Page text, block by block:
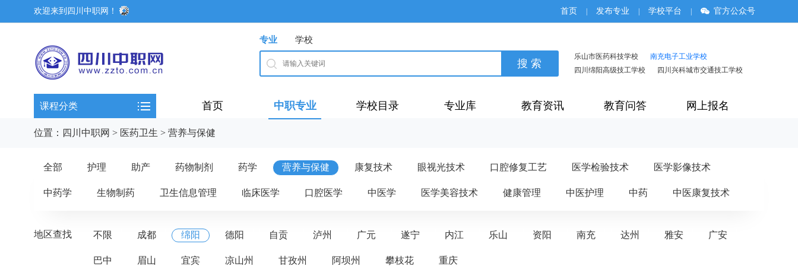
欢迎来到四川中职网！ 首页 发布专业 学校平台 官方公众号
专业 学校
乐山市医药科技学校
南充电子工业学校
四川绵阳高级技工学校
四川兴科城市交通技工学校
课程分类 首页 中职专业 学校目录 专业库 教育资讯 教育问答 网上报名
位置： 四川中职网 > 医药卫生 > 营养与保健
全部 护理 助产 药物制剂 药学 营养与保健 康复技术 眼视光技术 口腔修复工艺 医学检验技术 医学影像技术
中药学 生物制药 卫生信息管理 临床医学 口腔医学 中医学 医学美容技术 健康管理 中医护理 中药 中医康复技术
地区查找 不限 成都 绵阳 德阳 自贡 泸州 广元 遂宁 内江 乐山 资阳 南充 达州 雅安 广安
巴中 眉山 宜宾 凉山州 甘孜州 阿坝州 攀枝花 重庆